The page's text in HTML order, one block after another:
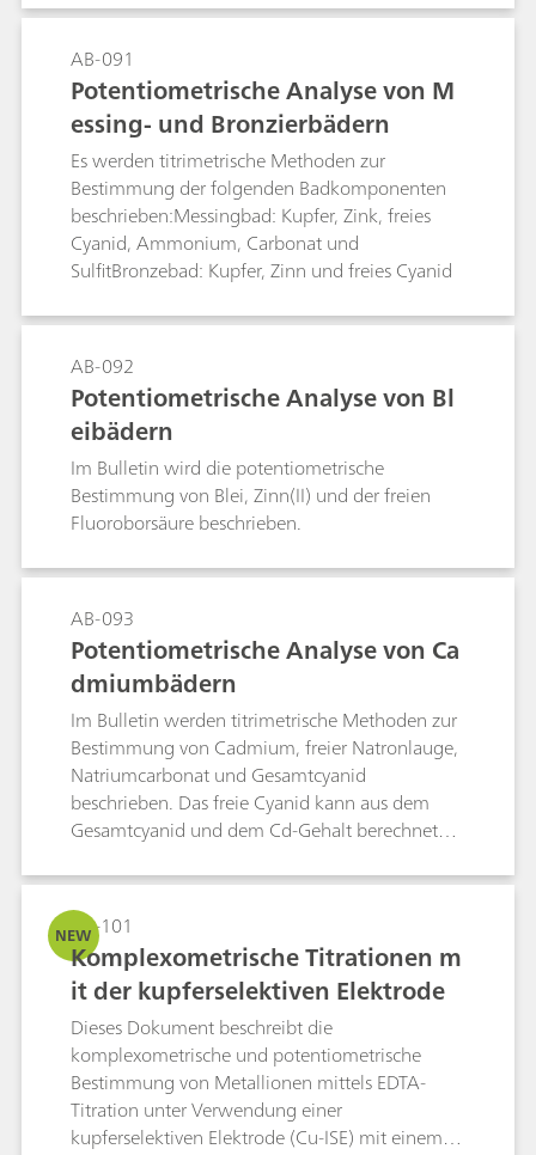
Chlorid in sauren Zinnbädern, freies Hydroxid
und Carbonat in alkalischen Zinnbädern.
AB-091
Potentiometrische Analyse von M
essing- und Bronzierbädern
Es werden titrimetrische Methoden zur
Bestimmung der folgenden Badkomponenten
beschrieben:Messingbad: Kupfer, Zink, freies
Cyanid, Ammonium, Carbonat und
SulfitBronzebad: Kupfer, Zinn und freies Cyanid
AB-092
Potentiometrische Analyse von Bl
eibädern
Im Bulletin wird die potentiometrische
Bestimmung von Blei, Zinn(II) und der freien
Fluoroborsäure beschrieben.
AB-093
Potentiometrische Analyse von Ca
dmiumbädern
Im Bulletin werden titrimetrische Methoden zur
Bestimmung von Cadmium, freier Natronlauge,
Natriumcarbonat und Gesamtcyanid
beschrieben. Das freie Cyanid kann aus dem
Gesamtcyanid und dem Cd-Gehalt berechnet
NEW
AB-101
Komplexometrische Titrationen m
it der kupferselektiven Elektrode
Dieses Dokument beschreibt die
komplexometrische und potentiometrische
Bestimmung von Metallionen mittels EDTA-
Titration unter Verwendung einer
kupferselektiven Elektrode (Cu-ISE) mit einem